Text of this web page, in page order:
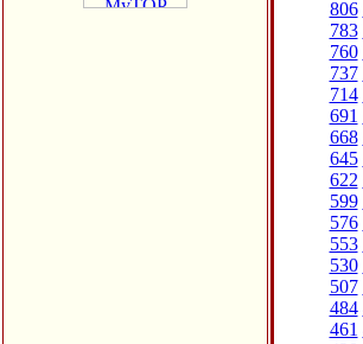
806
783
760
737
714
691
668
645
622
599
576
553
530
507
484
461